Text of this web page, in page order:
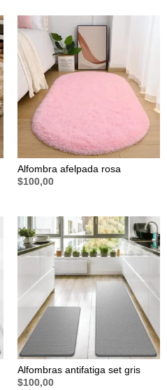
Alfombra afelpada rosa
$100,00
Alfombras antifatiga set gris
$100,00